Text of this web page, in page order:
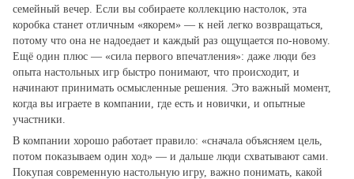
семейный вечер. Если вы собираете коллекцию настолок, эта
коробка станет отличным «якорем» — к ней легко возвращаться,
потому что она не надоедает и каждый раз ощущается по‑новому.
Ещё один плюс — «сила первого впечатления»: даже люди без
опыта настольных игр быстро понимают, что происходит, и
начинают принимать осмысленные решения. Это важный момент,
когда вы играете в компании, где есть и новички, и опытные
участники.
В компании хорошо работает правило: «сначала объясняем цель,
потом показываем один ход» — и дальше люди схватывают сами.
Покупая современную настольную игру, важно понимать, какой